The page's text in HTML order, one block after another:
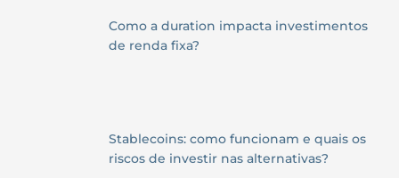
Como a duration impacta investimentos
de renda fixa?
Stablecoins: como funcionam e quais os
riscos de investir nas alternativas?